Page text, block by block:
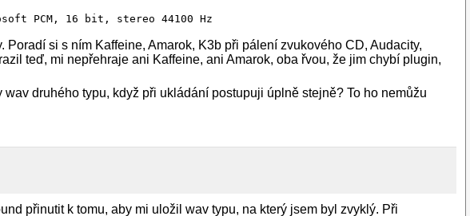
PCM, 16 bit, stereo 44100 Hz
si s ním Kaffeine, Amarok, K3b při pálení zvukového CD, Audacity,
teď, mi nepřehraje ani Kaffeine, ani Amarok, oba řvou, že jim chybí plugin,
druhého typu, když při ukládání postupuji úplně stejně? To ho nemůžu
přinutit k tomu, aby mi uložil wav typu, na který jsem byl zvyklý. Při